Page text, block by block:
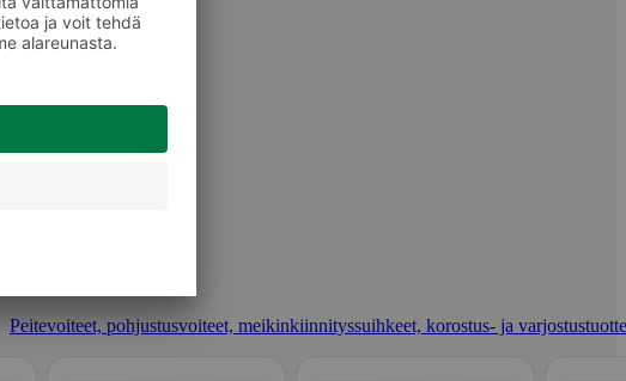
Peitevoiteet, pohjustusvoiteet, meikinkiinnityssuihkeet, korostus- ja